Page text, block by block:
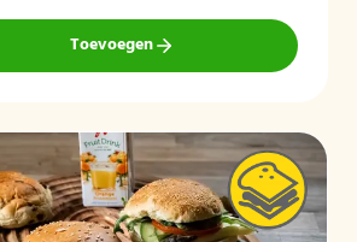
Toevoegen